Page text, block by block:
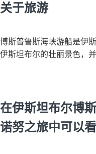
关于旅游
博斯普鲁斯海峡游船是伊
伊斯坦布尔的壮丽景色，
在伊斯坦布尔博
诺努之旅中可以